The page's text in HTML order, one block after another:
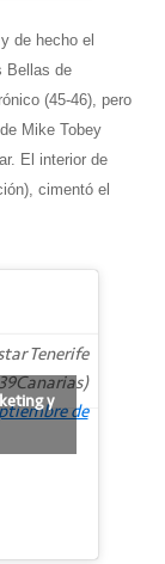
de hecho el
Bellas de
(45-46), pero
Mike Tobey
El interior de
cimentó el
Tenerife
de
y